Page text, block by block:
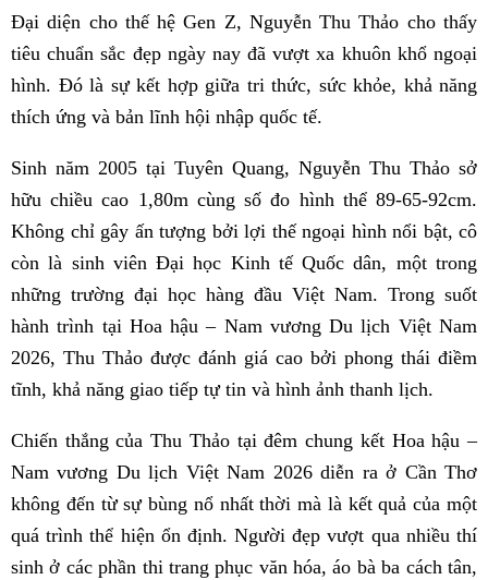
Đại diện cho thế hệ Gen Z, Nguyễn Thu Thảo cho thấy
tiêu chuẩn sắc đẹp ngày nay đã vượt xa khuôn khổ ngoại
hình. Đó là sự kết hợp giữa tri thức, sức khỏe, khả năng
thích ứng và bản lĩnh hội nhập quốc tế.
Sinh năm 2005 tại Tuyên Quang, Nguyễn Thu Thảo sở
hữu chiều cao 1,80m cùng số đo hình thể 89-65-92cm.
Không chỉ gây ấn tượng bởi lợi thế ngoại hình nổi bật, cô
còn là sinh viên Đại học Kinh tế Quốc dân, một trong
những trường đại học hàng đầu Việt Nam. Trong suốt
hành trình tại Hoa hậu – Nam vương Du lịch Việt Nam
2026, Thu Thảo được đánh giá cao bởi phong thái điềm
tĩnh, khả năng giao tiếp tự tin và hình ảnh thanh lịch.
Chiến thắng của Thu Thảo tại đêm chung kết Hoa hậu –
Nam vương Du lịch Việt Nam 2026 diễn ra ở Cần Thơ
không đến từ sự bùng nổ nhất thời mà là kết quả của một
quá trình thể hiện ổn định. Người đẹp vượt qua nhiều thí
sinh ở các phần thi trang phục văn hóa, áo bà ba cách tân,